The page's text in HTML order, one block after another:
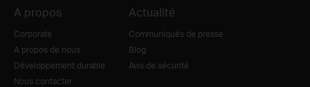
A propos
Corporate
A propos de nous
Développement durable
Nous contacter
Actualité
Communiqués de presse
Blog
Avis de sécurité